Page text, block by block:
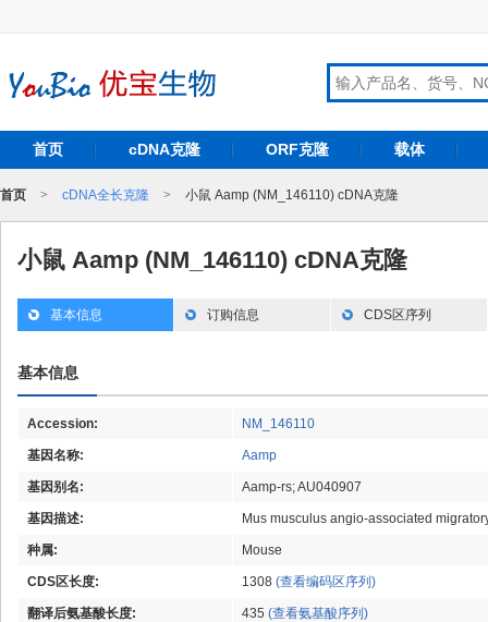
首页 cDNA克隆 ORF克隆 载体
首页 > cDNA全长克隆 > 小鼠 Aamp (NM_146110) cDNA克隆
小鼠 Aamp (NM_146110) cDNA克隆
基本信息 订购信息 CDS区序列
基本信息
Accession: NM_146110
基因名称: Aamp
基因别名: Aamp-rs; AU040907
基因描述: Mus musculus angio-associated
种属: Mouse
CDS区长度: 1308 (查看编码区序列)
翻译后氨基酸长度: 435 (查看氨基酸序列)